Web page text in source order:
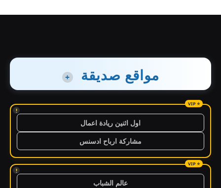
مواقع صديقة +
!
اول اثنين ريادة اعمال
مشاركة ارباح ادسنس
!
عالم الشباب